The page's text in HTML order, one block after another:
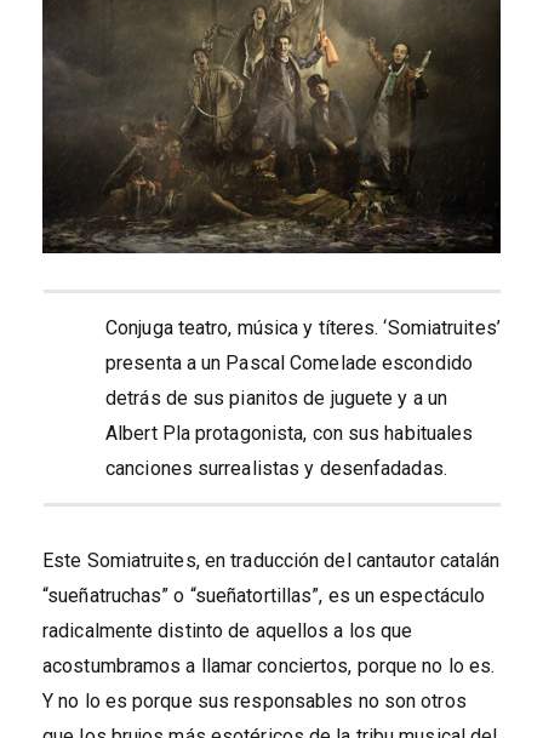
Conjuga teatro, música y títeres. ‘Somiatruites’
presenta a un Pascal Comelade escondido
detrás de sus pianitos de juguete y a un
Albert Pla protagonista, con sus habituales
canciones surrealistas y desenfadadas.
Este Somiatruites, en traducción del cantautor catalán
“sueñatruchas” o “sueñatortillas”, es un espectáculo
radicalmente distinto de aquellos a los que
acostumbramos a llamar conciertos, porque no lo es.
Y no lo es porque sus responsables no son otros